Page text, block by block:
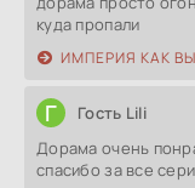
куда пропали
ИМПЕРИЯ КАК
Г Гость Lili
Дорама очень
спасибо за все